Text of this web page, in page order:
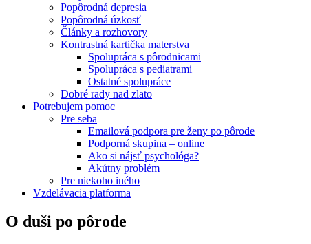
Popôrodná depresia
Popôrodná úzkosť
Články a rozhovory
Kontrastná kartička materstva
Spolupráca s pôrodnicami
Spolupráca s pediatrami
Ostatné spolupráce
Dobré rady nad zlato
Potrebujem pomoc
Pre seba
Emailová podpora pre ženy po pôrode
Podporná skupina – online
Ako si nájsť psychológa?
Akútny problém
Pre niekoho iného
Vzdelávacia platforma
O duši po pôrode